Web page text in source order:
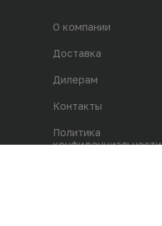
Политика
конфиденциальности
Контакты
Дилерам
Доставка
О компании